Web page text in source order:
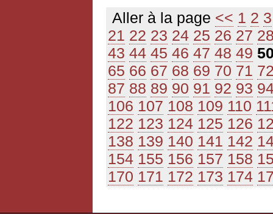
Aller à la page << 1 2 3
21 22 23 24 25 26 27
43 44 45 46 47 48 49
65 66 67 68 69 70 71
87 88 89 90 91 92 93
106 107 108 109 110
122 123 124 125 126
138 139 140 141 142
154 155 156 157 158
170 171 172 173 174